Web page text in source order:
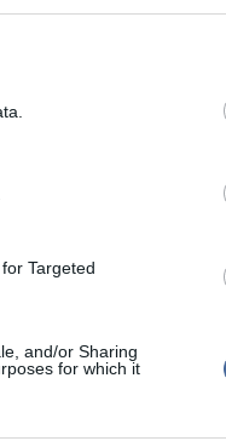
Targeted
and/or Sharing
for which it
Nem is
AZ